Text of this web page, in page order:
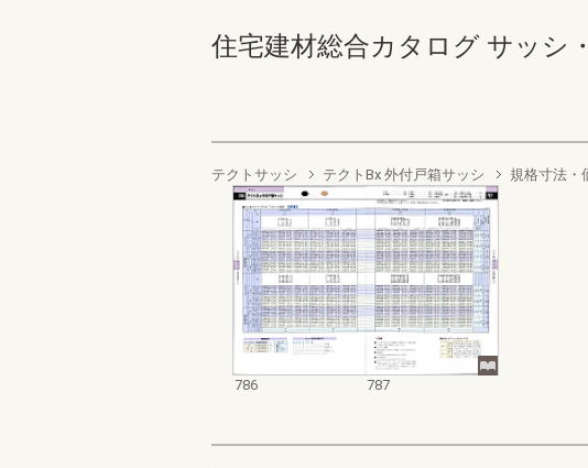
住宅建材総合カタログ サッシ
テクトサッシ テクトBx 外付戸箱サッシ 規格寸法・
786 787